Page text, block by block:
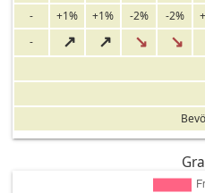
-
+1% +1% -2% -2%
-
↗ ↗ ↘ ↘